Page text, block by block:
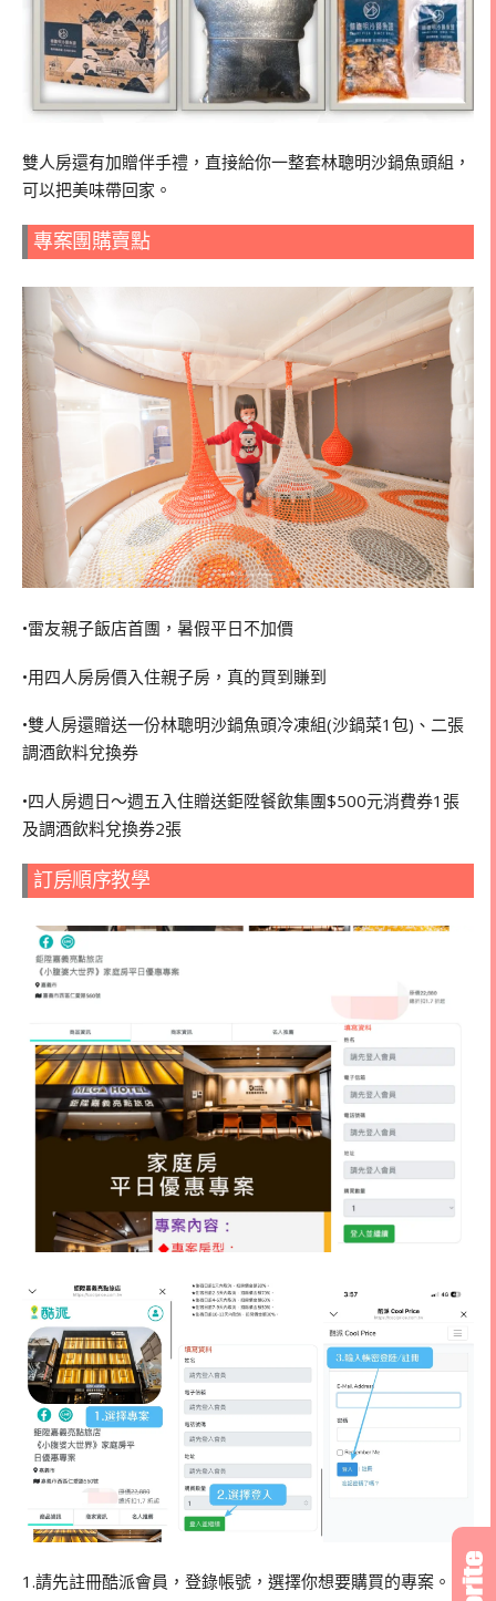
雙人房還有加贈伴手禮，直接給你一整套林聰明沙鍋魚頭組，
可以把美味帶回家。
專案團購賣點
•雷友親子飯店首團，暑假平日不加價
•用四人房房價入住親子房，真的買到賺到
•雙人房還贈送一份林聰明沙鍋魚頭冷凍組(沙鍋菜1包)、二張
調酒飲料兌換券
•四人房週日～週五入住贈送鉅陞餐飲集團$500元消費券1張
及調酒飲料兌換券2張
訂房順序教學
1.請先註冊酷派會員，登錄帳號，選擇你想要購買的專案。